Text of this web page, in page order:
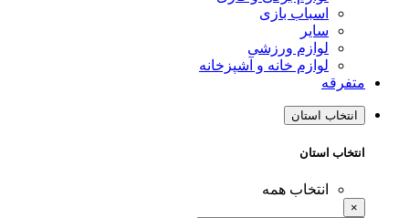
اسباب بازی
سایر
لوازم ورزشی
لوازم خانه و آشپزخانه
متفرقه
انتخاب استان
انتخاب استان
انتخاب همه
×